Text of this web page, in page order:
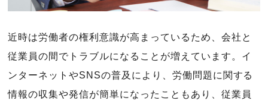
近時は労働者の権利意識が高まっているため、会社と
従業員の間でトラブルになることが増えています。イ
ンターネットやSNSの普及により、労働問題に関する
情報の収集や発信が簡単になったこともあり、従業員